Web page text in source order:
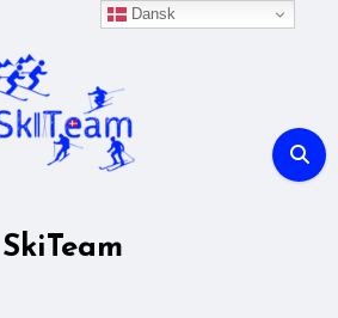
SkiTeam
Dansk